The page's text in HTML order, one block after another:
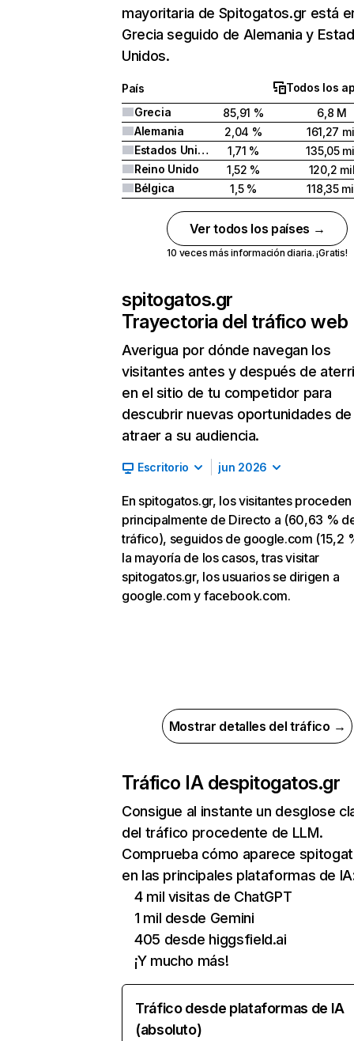
mayoritaria de Spitogatos.gr está
Grecia seguido de Alemania y
Unidos.
País
Todos los
Grecia
85,91 %
6,8 M
Alemania
2,04 %
161,27
Estados Unidos
1,71 %
135,05
Reino Unido
1,52 %
120,2
Bélgica
1,5 % 118,35
Ver todos los países →
10 veces más información diaria. ¡Gratis!
spitogatos.gr
Trayectoria del tráfico web
Averigua por dónde navegan los
visitantes antes y después de
en el sitio de tu competidor para
descubrir nuevas oportunidades de
atraer a su audiencia.
Escritorio jun 2026
En spitogatos.gr, los visitantes proceden
principalmente de Directo a (60,63 %
tráfico), seguidos de google.com (15,2
la mayoría de los casos, tras visitar
spitogatos.gr, los usuarios se dirigen a
google.com y facebook.com.
Mostrar detalles del tráfico →
Tráfico IA despitogatos.gr
Consigue al instante un desglose
del tráfico procedente de LLM.
Comprueba cómo aparece
en las principales plataformas de
4 mil visitas de ChatGPT
1 mil desde Gemini
405 desde higgsfield.ai
¡Y mucho más!
Tráfico desde plataformas de IA
(absoluto)